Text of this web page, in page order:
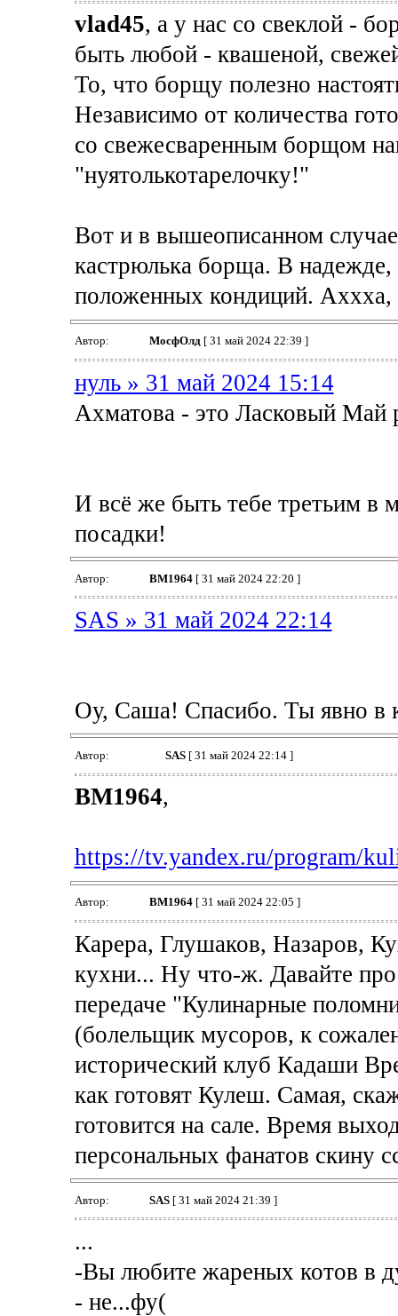
vlad45, а у нас со свеклой -
быть любой - квашеной,
То, что борщу полезно
Независимо от количества
со свежесваренным борщом
"нуятолькотарелочку!"
Вот и в вышеописанном
кастрюлька борща. В
положенных кондиций.
Автор: МосфОлд[ 31 май 2024 22:39 ]
нуль » 31 май 2024 15:14
Ахматова - это Ласковый Май
И всё же быть тебе третьим
посадки!
Автор: BM1964[ 31 май 2024 22:20 ]
SAS » 31 май 2024 22:14
Оу, Саша! Спасибо. Ты явно в
Автор: SAS[ 31 май 2024 22:14 ]
BM1964,
https://tv.yandex.ru/program/
Автор: BM1964[ 31 май 2024 22:05 ]
Карера, Глушаков, Назаров,
кухни... Ну что-ж. Давайте
передаче "Кулинарные
(болельщик мусоров, к
исторический клуб Кадаши
как готовят Кулеш. Самая,
готовится на сале. Время
персональных фанатов скину
Автор: SAS[ 31 май 2024 21:39 ]
...
-Вы любите жареных котов в
- не...фу(